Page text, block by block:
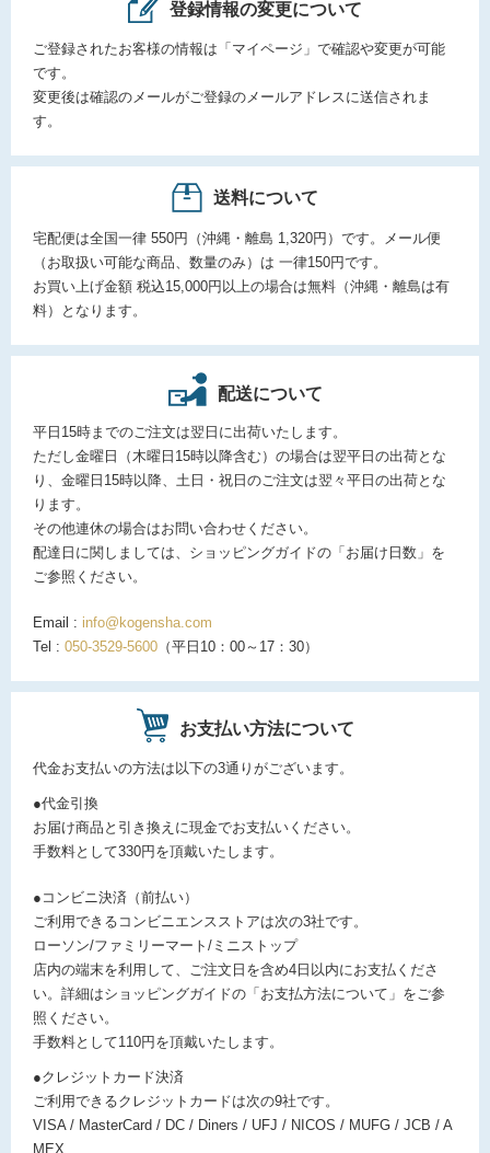
登録情報の変更について
ご登録されたお客様の情報は「マイページ」で確認や変更が可能
です。
変更後は確認のメールがご登録のメールアドレスに送信されま
す。
送料について
宅配便は全国一律 550円（沖縄・離島 1,320円）です。メール便
（お取扱い可能な商品、数量のみ）は 一律150円です。
お買い上げ金額 税込15,000円以上の場合は無料（沖縄・離島は有
料）となります。
配送について
平日15時までのご注文は翌日に出荷いたします。
ただし金曜日（木曜日15時以降含む）の場合は翌平日の出荷とな
り、金曜日15時以降、土日・祝日のご注文は翌々平日の出荷とな
ります。
その他連休の場合はお問い合わせください。
配達日に関しましては、ショッピングガイドの「お届け日数」を
ご参照ください。
Email : info@kogensha.com
Tel : 050-3529-5600 （平日10：00～17：30）
お支払い方法について
代金お支払いの方法は以下の3通りがございます。
●代金引換
お届け商品と引き換えに現金でお支払いください。
手数料として330円を頂戴いたします。
●コンビニ決済（前払い）
ご利用できるコンビニエンスストアは次の3社です。
ローソン/ファミリーマート/ミニストップ
店内の端末を利用して、ご注文日を含め4日以内にお支払くださ
い。詳細はショッピングガイドの「お支払方法について」をご参
照ください。
手数料として110円を頂戴いたします。
●クレジットカード決済
ご利用できるクレジットカードは次の9社です。
VISA / MasterCard / DC / Diners / UFJ / NICOS / MUFG / JCB / A
MEX